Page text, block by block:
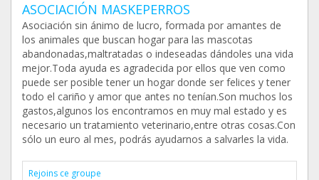
ASOCIACIÓN MASKEPERROS
Asociación sin ánimo de lucro, formada por amantes de
los animales que buscan hogar para las mascotas
abandonadas,maltratadas o indeseadas dándoles una vida
mejor.Toda ayuda es agradecida por ellos que ven como
puede ser posible tener un hogar donde ser felices y tener
todo el cariño y amor que antes no tenían.Son muchos los
gastos,algunos los encontramos en muy mal estado y es
necesario un tratamiento veterinario,entre otras cosas.Con
sólo un euro al mes, podrás ayudarnos a salvarles la vida.
Rejoins ce groupe